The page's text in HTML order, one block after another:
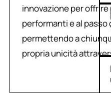
innovazione per
performanti e al
permettendo a
propria unicità